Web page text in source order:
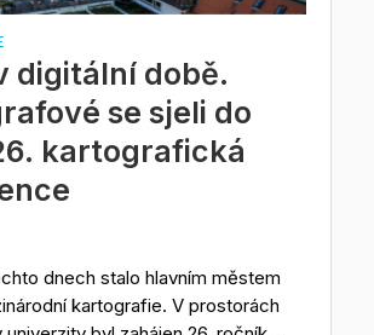
digitální době.
se sjeli do
kartografická
dnech stalo hlavním městem
kartografie. V prostorách